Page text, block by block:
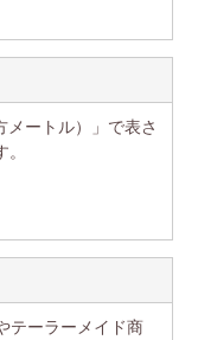
ートル）」で表さ
テーラーメイド商